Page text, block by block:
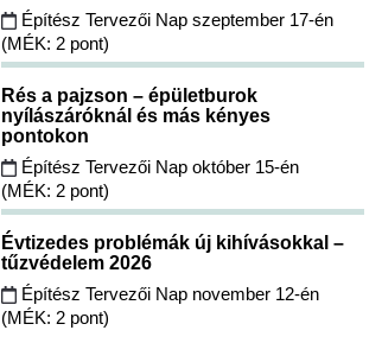
Építész Tervezői Nap szeptember 17-én
(MÉK: 2 pont)
Rés a pajzson – épületburok
nyílászáróknál és más kényes
pontokon
Építész Tervezői Nap október 15-én
(MÉK: 2 pont)
Évtizedes problémák új kihívásokkal –
tűzvédelem 2026
Építész Tervezői Nap november 12-én
(MÉK: 2 pont)